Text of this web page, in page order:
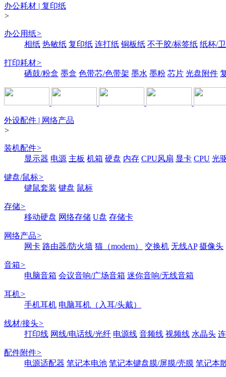
办公耗材 | 复印纸
>
办公用纸>
相纸 热敏纸 复印纸 连打纸 铜板纸 不干胶/标签纸 纸杯/
打印耗材>
硒鼓/粉盒 墨盒 色带芯/色带架 墨水 墨粉 芯片 光盘附件
外设配件 | 网络产品
>
装机配件>
显示器 电源 主板 机箱 硬盘 内存 CPU风扇 显卡 CPU 光
键盘/鼠标>
键鼠套装 键盘 鼠标
存储>
移动硬盘 网络存储 U盘 存储卡
网络产品>
网卡 路由器/防火墙 猫（modem） 交换机 无线AP 摄像头
音箱>
电脑音箱 会议音响/广场音箱 迷你音响/无线音箱
耳机>
手机耳机 电脑耳机（入耳/头戴）
线材/接头>
打印线 网线/电话线/光纤 电源线 音频线 视频线 水晶头
配件附件>
电源适配器 笔记本电池 笔记本键盘膜/屏膜/壳膜 笔记本